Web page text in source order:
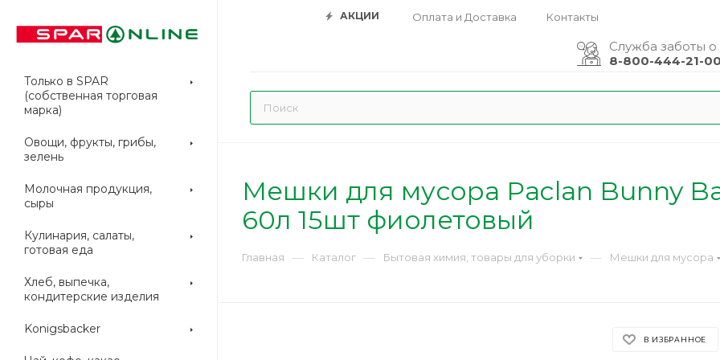
АКЦИИ Оплата и Доставка Контакты
Служба заботы о
8-800-444-21-
Только в SPAR
(собственная торговая
марка)
Овощи, фрукты, грибы,
зелень
Молочная продукция,
сыры
Кулинария, салаты,
готовая еда
Хлеб, выпечка,
кондитерские изделия
Konigsbacker
Мешки для мусора Paclan Bunny
60л 15шт фиолетовый
Главная — Каталог — Бытовая химия, товары для уборки — Мешки для мусора
В ИЗБРАННОЕ